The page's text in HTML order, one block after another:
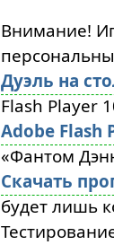
Внимание!
Дуэль на
Flash Player
Adobe Flash
«Фантом
Скачать
будет лишь